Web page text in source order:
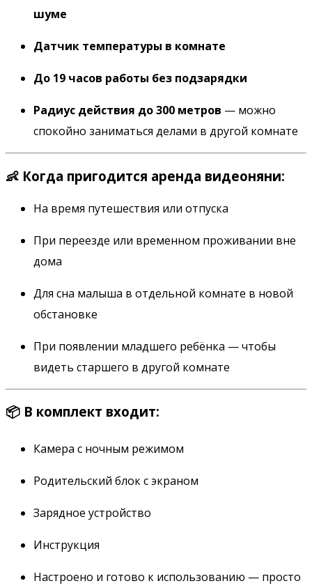
шуме
Датчик температуры в комнате
До 19 часов работы без подзарядки
Радиус действия до 300 метров — можно
спокойно заниматься делами в другой комнате
👶 Когда пригодится аренда видеоняни:
На время путешествия или отпуска
При переезде или временном проживании вне
дома
Для сна малыша в отдельной комнате в новой
обстановке
При появлении младшего ребёнка — чтобы
видеть старшего в другой комнате
📦 В комплект входит:
Камера с ночным режимом
Родительский блок с экраном
Зарядное устройство
Инструкция
Настроено и готово к использованию — просто